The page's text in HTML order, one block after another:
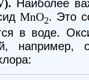
Наиболее
MnO2. Это
в воде.
например,